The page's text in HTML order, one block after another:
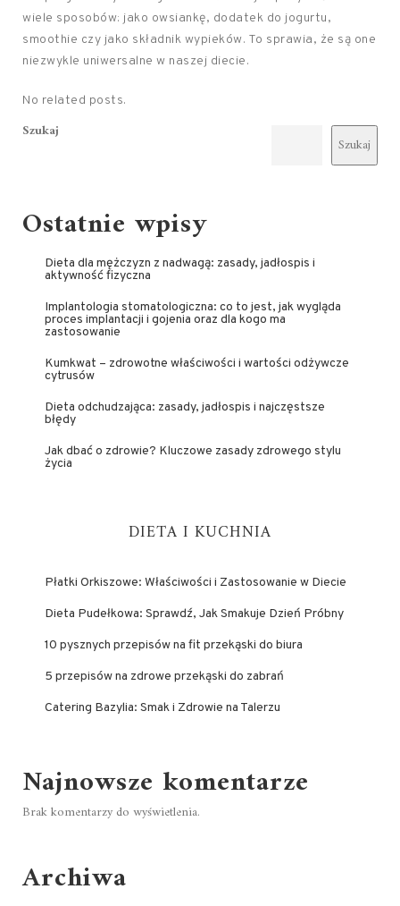
wiele sposobów: jako owsiankę, dodatek do jogurtu,
smoothie czy jako składnik wypieków. To sprawia, że są one
niezwykle uniwersalne w naszej diecie.
No related posts.
Szukaj
Szukaj
Ostatnie wpisy
Dieta dla mężczyzn z nadwagą: zasady, jadłospis i
aktywność fizyczna
Implantologia stomatologiczna: co to jest, jak wygląda
proces implantacji i gojenia oraz dla kogo ma
zastosowanie
Kumkwat – zdrowotne właściwości i wartości odżywcze
cytrusów
Dieta odchudzająca: zasady, jadłospis i najczęstsze
błędy
Jak dbać o zdrowie? Kluczowe zasady zdrowego stylu
życia
DIETA I KUCHNIA
Płatki Orkiszowe: Właściwości i Zastosowanie w Diecie
Dieta Pudełkowa: Sprawdź, Jak Smakuje Dzień Próbny
10 pysznych przepisów na fit przekąski do biura
5 przepisów na zdrowe przekąski do zabrań
Catering Bazylia: Smak i Zdrowie na Talerzu
Najnowsze komentarze
Brak komentarzy do wyświetlenia.
Archiwa